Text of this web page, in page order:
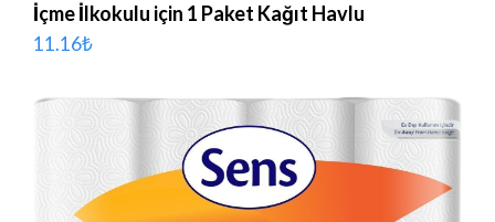
İçme İlkokulu için 1 Paket Kağıt Havlu
11.16₺